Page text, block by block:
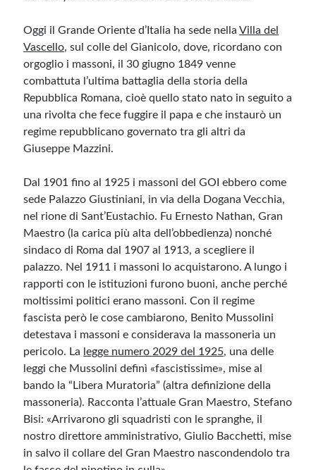
Oggi il Grande Oriente d’Italia ha sede nellaVilla del
Vascello, sul colle del Gianicolo, dove, ricordano con
orgoglio i massoni, il 30 giugno 1849 venne
combattuta l’ultima battaglia della storia della
Repubblica Romana, cioè quello stato nato in seguito a
una rivolta che fece fuggire il papa e che instaurò un
regime repubblicano governato tra gli altri da
Giuseppe Mazzini.
Dal 1901 fino al 1925 i massoni del GOI ebbero come
sede Palazzo Giustiniani, in via della Dogana Vecchia,
nel rione di Sant’Eustachio. Fu Ernesto Nathan, Gran
Maestro (la carica più alta dell’obbedienza) nonché
sindaco di Roma dal 1907 al 1913, a scegliere il
palazzo. Nel 1911 i massoni lo acquistarono. A lungo i
rapporti con le istituzioni furono buoni, anche perché
moltissimi politici erano massoni. Con il regime
fascista però le cose cambiarono, Benito Mussolini
detestava i massoni e considerava la massoneria un
pericolo. La legge numero 2029 del 1925, una delle
leggi che Mussolini definì «fascistissime», mise al
bando la “Libera Muratoria” (altra definizione della
massoneria). Racconta l’attuale Gran Maestro, Stefano
Bisi: «Arrivarono gli squadristi con le spranghe, il
nostro direttore amministrativo, Giulio Bacchetti, mise
in salvo il collare del Gran Maestro nascondendolo tra